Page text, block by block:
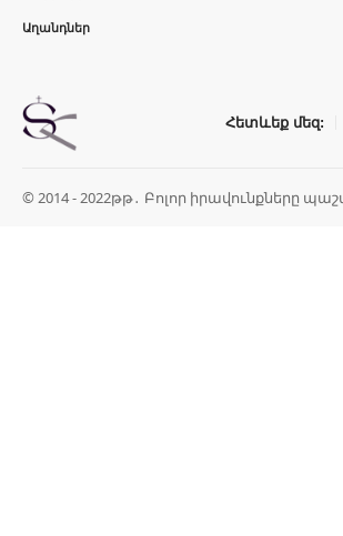
Աղանդներ
Հետևեք մեզ:
© 2014 - 2022թթ․ Բոլոր իրավունքները